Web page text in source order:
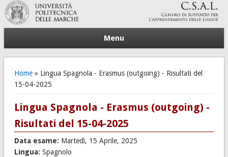
Menu
Tu sei qui
Home» Lingua Spagnola - Erasmus (outgoing) - Risultati del
15-04-2025
Lingua Spagnola - Erasmus (outgoing) -
Risultati del 15-04-2025
Data esame: Martedì, 15 Aprile, 2025
Lingua: Spagnolo